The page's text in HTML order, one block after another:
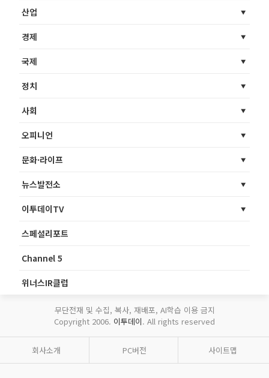
산업
경제
국제
정치
사회
오피니언
문화·라이프
뉴스발전소
이투데이TV
스페셜리포트
Channel 5
위너스IR클럽
무단전재 및 수집, 복사, 재배포, AI학습 이용 금지
Copyright 2006. 이투데이. All rights reserved
회사소개 PC버전 사이트맵